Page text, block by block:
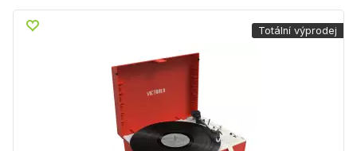
Totální výprodej